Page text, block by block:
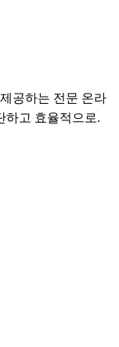
공하는 전문 온라
하고 효율적으로.